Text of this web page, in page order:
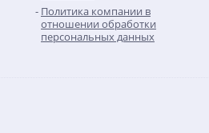
Политика компании в
отношении обработки
персональных данных